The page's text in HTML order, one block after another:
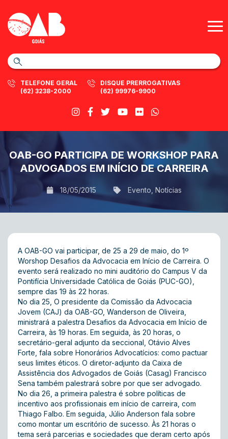
TELEFONE GERAL
(62) 3238-2000
DISQUE PRERROGATIVAS
(62) 99976-9900
OAB-GO PARTICIPA DE WORKSHOP PARA
ADVOGADOS EM INÍCIO DE CARREIRA
18/05/2015 Evento Notícias
A OAB-GO vai participar, de 25 a 29 de maio, do 1º
Worshop Desafios da Advocacia em Início de Carreira. O
evento será realizado no mini auditório do Campus V da
Pontifícia Universidade Católica de Goiás (PUC-GO),
sempre das 19 às 22 horas.
No dia 25, O presidente da Comissão da Advocacia
Jovem (CAJ) da OAB-GO, Wanderson de Oliveira,
ministrará a palestra Desafios da Advocacia em Início de
Carreira, às 19 horas. Em seguida, às 20 horas, o
secretário-geral adjunto da seccional, Otávio Alves
Forte, fala sobre Honorários Advocatícios: como pactuar
seus limites éticos. O diretor-adjunto da Caixa de
Assistência dos Advogados de Goiás (Casag) Francisco
Sena também palestrará sobre por que ser advogado.
No dia 26, a primeira palestra é sobre políticas de
incentivo aos profissionais em início de carreira, com
Thiago Falbo. Em seguida, Júlio Anderson fala sobre
como montar um escritório de sucesso. Às 21 horas o
tema será parcerias e sociedades que deram certo após